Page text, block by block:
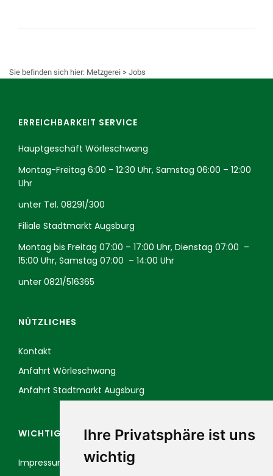
Ihre Privatsphäre ist uns
wichtig
Sie befinden sich hier: Metzgerei > Jobs
ERREICHBARKEIT SERVICE
Hauptgeschäft Wörleschwang
Montag-Freitag 6:00 - 12:30 Uhr, Samstag 06:00 – 12:00
Uhr
unter Tel. 08291/300
Filiale Stadtmarkt Augsburg
Montag bis Freitag 07:00 – 17:00 Uhr, Dienstag 07:00 –
15:00 Uhr, Samstag 07:00 – 14:00 Uhr
unter 0821/516365
NÜTZLICHES
Kontakt
Anfahrt Wörleschwang
Anfahrt Stadtmarkt Augsburg
WICHTIGE LINKS
Impressum